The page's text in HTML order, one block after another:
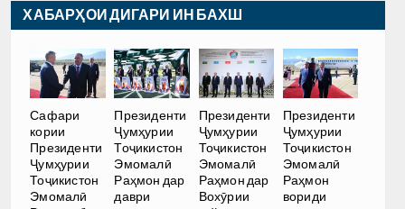
ХАБАРҲОИ ДИГАРИ ИН БАХШ
Сафари
кории
Президенти
Ҷумҳурии
Тоҷикистон
Эмомалӣ
Президенти
Ҷумҳурии
Тоҷикистон
Эмомалӣ
Раҳмон дар
даври
Президенти
Ҷумҳурии
Тоҷикистон
Эмомалӣ
Раҳмон дар
Вохӯрии
Президенти
Ҷумҳурии
Тоҷикистон
Эмомалӣ
Раҳмон
вориди